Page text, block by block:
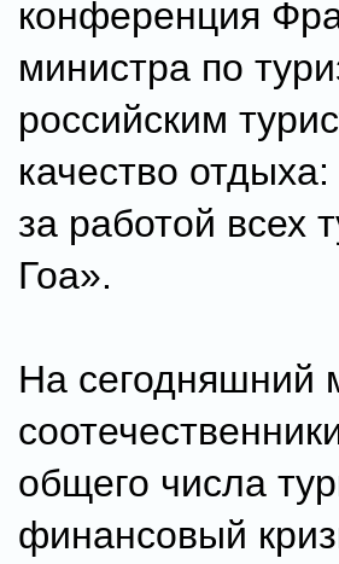
конференция
министра по
российским
качество
за работой всех
Гоа».
На сегодняшний
общего числа
финансовый